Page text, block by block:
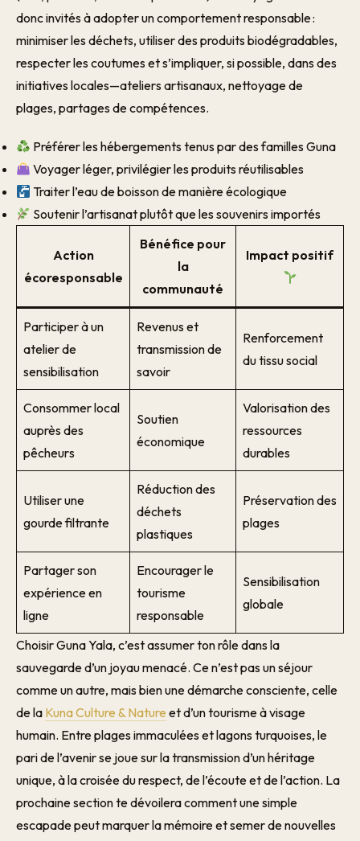
donc invités à adopter un comportement responsable :
minimiser les déchets, utiliser des produits biodégradables,
respecter les coutumes et s’impliquer, si possible, dans des
initiatives locales—ateliers artisanaux, nettoyage de
plages, partages de compétences.
Préférer les hébergements tenus par des familles Guna
Voyager léger, privilégier les produits réutilisables
Traiter l’eau de boisson de manière écologique
Soutenir l’artisanat plutôt que les souvenirs importés
Action
écoresponsable
Bénéfice pour
la
communauté
Impact positif
Participer à un
atelier de
sensibilisation
Revenus et
transmission de
savoir
Renforcement
du tissu social
Consommer local
auprès des
pêcheurs
Soutien
économique
Valorisation des
ressources
durables
Utiliser une
gourde filtrante
Réduction des
déchets
plastiques
Préservation des
plages
Partager son
expérience en
ligne
Encourager le
tourisme
responsable
Sensibilisation
globale
Choisir Guna Yala, c’est assumer ton rôle dans la
sauvegarde d’un joyau menacé. Ce n’est pas un séjour
comme un autre, mais bien une démarche consciente, celle
de la Kuna Culture & Nature et d’un tourisme à visage
humain. Entre plages immaculées et lagons turquoises, le
pari de l’avenir se joue sur la transmission d’un héritage
unique, à la croisée du respect, de l’écoute et de l’action. La
prochaine section te dévoilera comment une simple
escapade peut marquer la mémoire et semer de nouvelles